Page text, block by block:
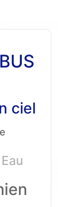
BUS
ciel
Eau